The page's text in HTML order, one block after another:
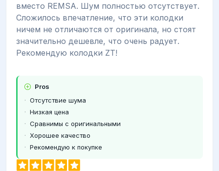
вместо REMSA. Шум полностью отсутствует.
Сложилось впечатление, что эти колодки
ничем не отличаются от оригинала, но стоят
значительно дешевле, что очень радует.
Рекомендую колодки ZT!
Pros
Отсутствие шума
Низкая цена
Сравнимы с оригинальными
Хорошее качество
Рекомендую к покупке